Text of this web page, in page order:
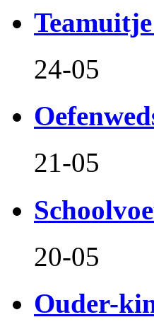
24-05
21-05
20-05
Ouder-